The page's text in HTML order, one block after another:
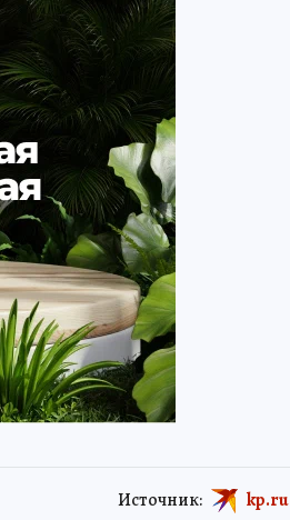
Источник: kp.ru